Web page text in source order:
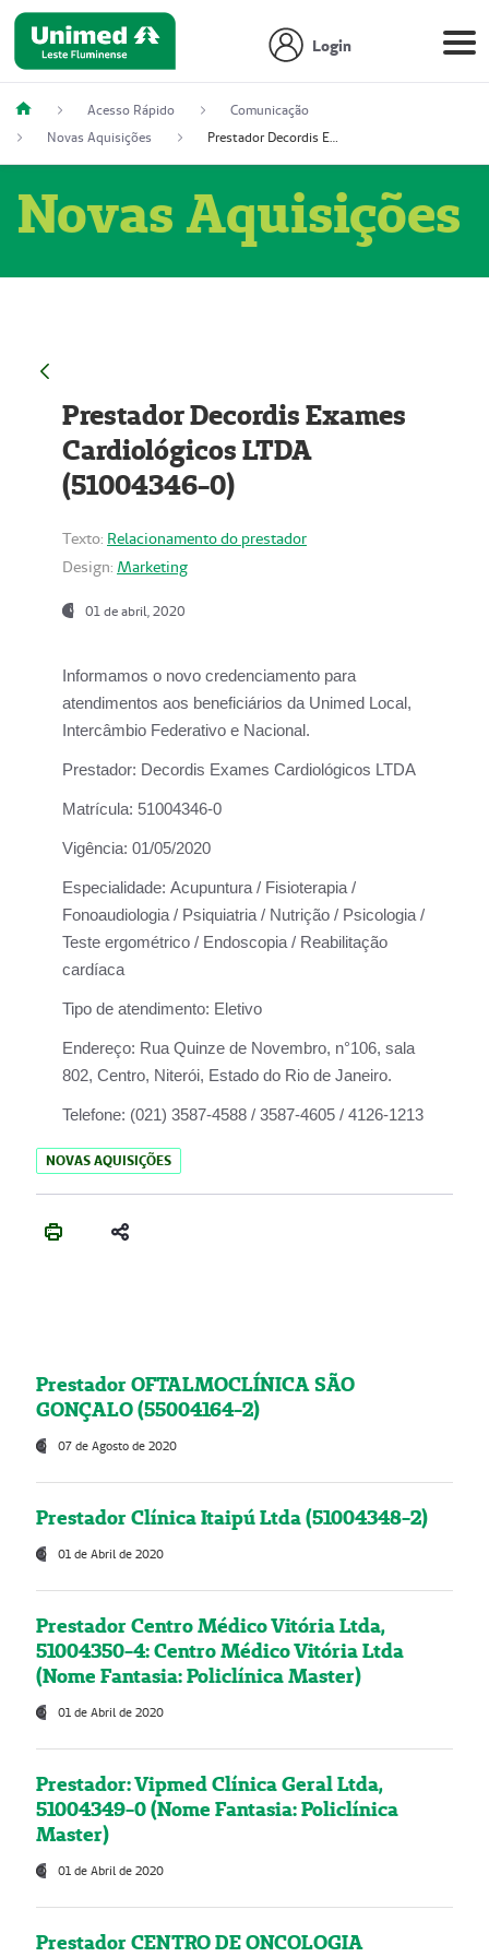
Login
Acesso Rápido
Comunicação
Novas Aquisições
Prestador Decordis Exames Cardiológicos LTDA (51004346-0)
Novas Aquisições
Prestador Decordis Exames
Cardiológicos LTDA
(51004346-0)
Texto: Relacionamento do prestador
Design: Marketing
01 de abril, 2020
Informamos o novo credenciamento para
atendimentos aos beneficiários da Unimed Local,
Intercâmbio Federativo e Nacional.
Prestador: Decordis Exames Cardiológicos LTDA
Matrícula: 51004346-0
Vigência: 01/05/2020
Especialidade: Acupuntura / Fisioterapia /
Fonoaudiologia / Psiquiatria / Nutrição / Psicologia /
Teste ergométrico / Endoscopia / Reabilitação
cardíaca
Tipo de atendimento: Eletivo
Endereço: Rua Quinze de Novembro, n°106, sala
802, Centro, Niterói, Estado do Rio de Janeiro.
Telefone: (021) 3587-4588 / 3587-4605 / 4126-1213
NOVAS AQUISIÇÕES
Prestador OFTALMOCLÍNICA SÃO
GONÇALO (55004164-2)
07 de Agosto de 2020
Prestador Clínica Itaipú Ltda (51004348-2)
01 de Abril de 2020
Prestador Centro Médico Vitória Ltda,
51004350-4: Centro Médico Vitória Ltda
(Nome Fantasia: Policlínica Master)
01 de Abril de 2020
Prestador: Vipmed Clínica Geral Ltda,
51004349-0 (Nome Fantasia: Policlínica
Master)
01 de Abril de 2020
Prestador CENTRO DE ONCOLOGIA